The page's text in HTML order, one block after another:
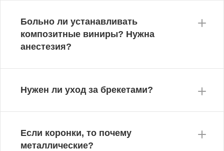
Больно ли устанавливать
композитные виниры? Нужна
анестезия?
Нужен ли уход за брекетами?
Если коронки, то почему
металлические?